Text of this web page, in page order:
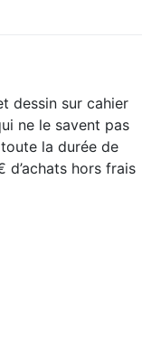
dessin sur cahier
ne le savent pas
la durée de
d’achats hors frais